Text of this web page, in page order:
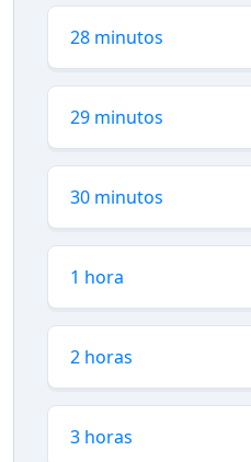
28 minutos
29 minutos
30 minutos
1 hora
2 horas
3 horas